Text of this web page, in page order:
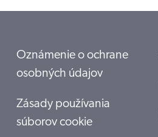
Oznámenie o ochrane
osobných údajov
Zásady používania
súborov cookie